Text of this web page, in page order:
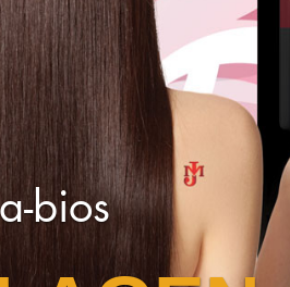
collagen